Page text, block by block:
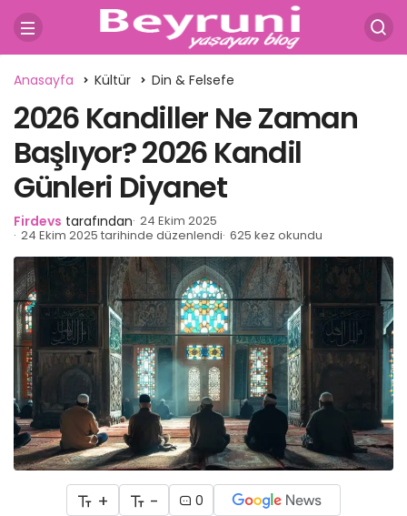
Anasayfa Kültür Din & Felsefe
2026 Kandiller Ne Zaman
Başlıyor? 2026 Kandil
Günleri Diyanet
Firdevs tarafından 24 Ekim 2025
24 Ekim 2025 tarihinde düzenlendi 625 kez okundu
+ - 0